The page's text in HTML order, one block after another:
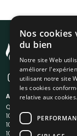
A propos
Qui sommes-nous ?
1001Salles
1001Salles PRO
1001DJ
Nos cookies
du bien
Notre site Web
améliorer
utilisant notre site
les cookies
relative aux cookies.